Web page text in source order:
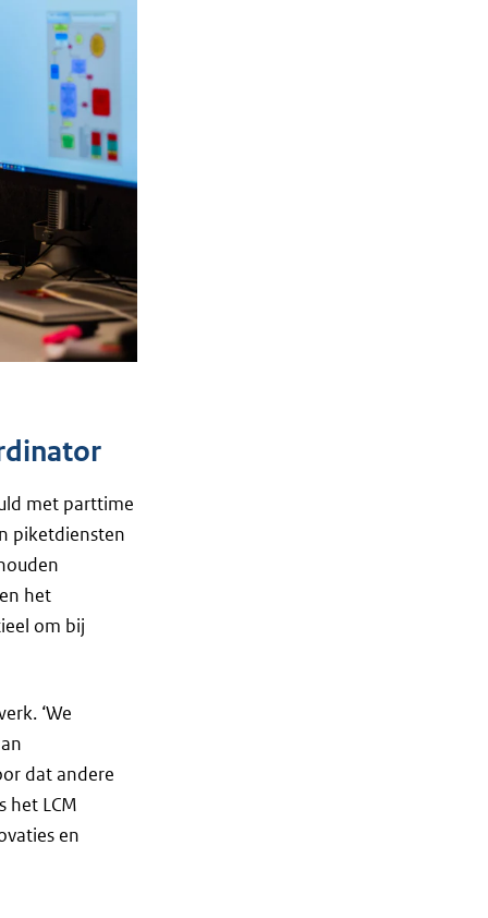
met parttime
piketdiensten
het
om bij
‘We
dat andere
het LCM
en